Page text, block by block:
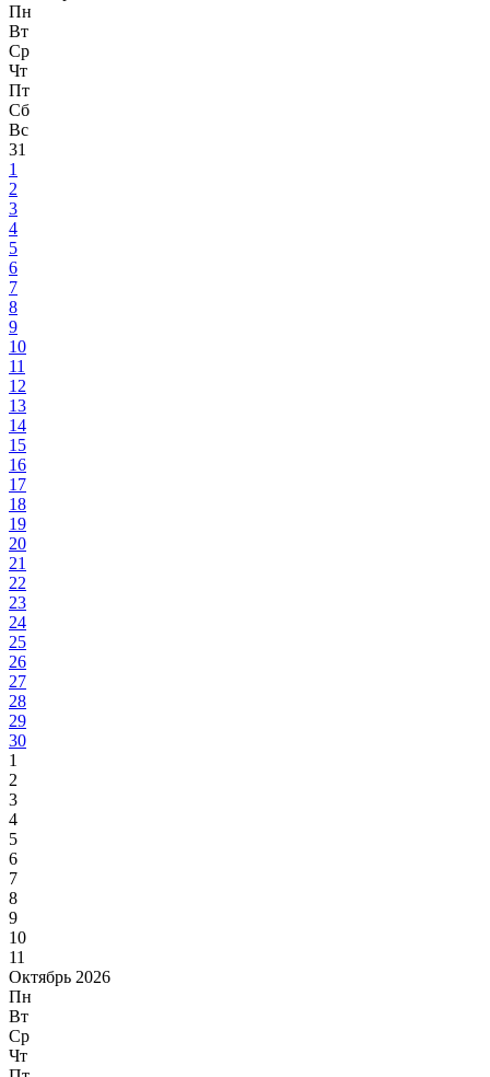
Пн
Вт
Ср
Чт
Пт
Сб
Вс
31
1
2
3
4
5
6
7
8
9
10
11
12
13
14
15
16
17
18
19
20
21
22
23
24
25
26
27
28
29
30
1
2
3
4
5
6
7
8
9
10
11
Октябрь 2026
Пн
Вт
Ср
Чт